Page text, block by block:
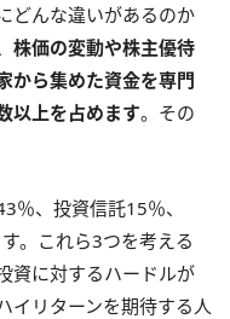
どんな違いがあるのか
株価の変動や株主優待
から集めた資金を専門
以上を占めます。その
％、投資信託15％、
。これら3つを考える
資に対するハードルが
イリターンを期待する人